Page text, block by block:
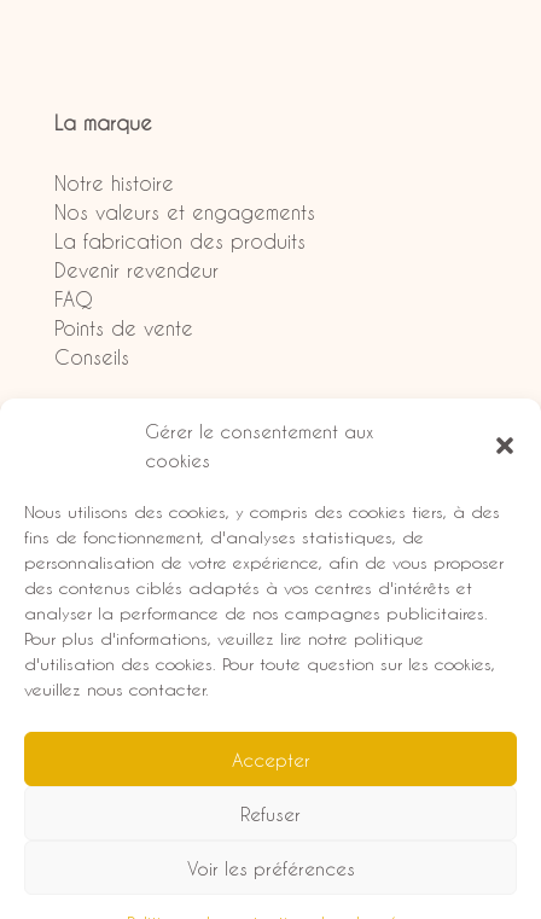
Gérer le consentement aux
cookies
Nous utilisons des cookies, y compris des cookies tiers, à des
fins de fonctionnement, d'analyses statistiques, de
personnalisation de votre expérience, afin de vous proposer
des contenus ciblés adaptés à vos centres d'intérêts et
analyser la performance de nos campagnes publicitaires.
Pour plus d'informations, veuillez lire notre politique
d'utilisation des cookies. Pour toute question sur les cookies,
veuillez nous contacter.
Accepter
Refuser
Voir les préférences
La marque
Notre histoire
Nos valeurs et engagements
La fabrication des produits
Devenir revendeur
FAQ
Points de vente
Conseils
Livraisons et retours
CGV
Conditions d’utilisation
Politique de protection des données
Mentions légales